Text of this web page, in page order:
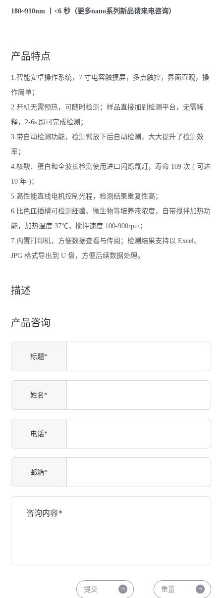
180~910nm 丨<6 秒（更多nano系列新品请来电咨询）
产品特点
1.智能安卓操作系统，7 寸电容触摸屏，多点触控，界面直观，操
作简单；
2.开机无需预热，可随时检测；样品直接加到检测平台，无需稀
释，2-6s 即可完成检测；
3.带自动检测功能，检测臂放下后自动检测，大大提升了检测效
率；
4.核酸、蛋白和全波长检测使用进口闪烁氙灯，寿命 109 次 ( 可达
10 年 )；
5.高性能直线电机控制光程，检测结果重复性高；
6.比色皿插槽可检测细菌、微生物等培养液浓度，自带搅拌加热功
能，加热温度 37℃，搅拌速度 100-900rpm；
7.内置打印机，方便数据查看与传阅；检测结果支持以 Excel、
JPG 格式导出到 U 盘，方便后续数据处理。
描述
产品咨询
标题*
姓名*
电话*
邮箱*
提交 重置